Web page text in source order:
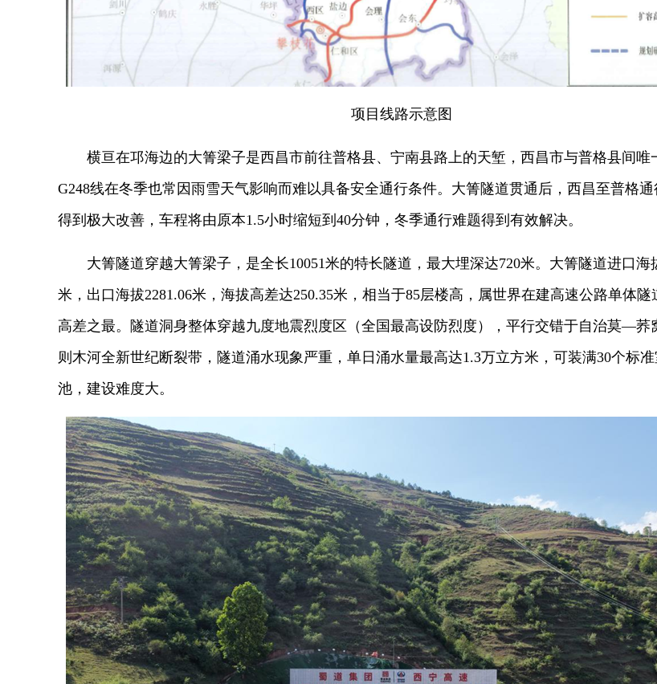
项目线路示意图
横亘在邛海边的大箐梁子是西昌市前往普格县、宁南县路上的天堑，西昌市与普格县间唯
G248线在冬季也常因雨雪天气影响而难以具备安全通行条件。大箐隧道贯通后，西昌至普格
得到极大改善，车程将由原本1.5小时缩短到40分钟，冬季通行难题得到有效解决。
大箐隧道穿越大箐梁子，是全长10051米的特长隧道，最大埋深达720米。大箐隧道进口海
米，出口海拔2281.06米，海拔高差达250.35米，相当于85层楼高，属世界在建高速公路单体隧
高差之最。隧道洞身整体穿越九度地震烈度区（全国最高设防烈度），平行交错于自治莫—荞
则木河全新世纪断裂带，隧道涌水现象严重，单日涌水量最高达1.3万立方米，可装满30个标
池，建设难度大。